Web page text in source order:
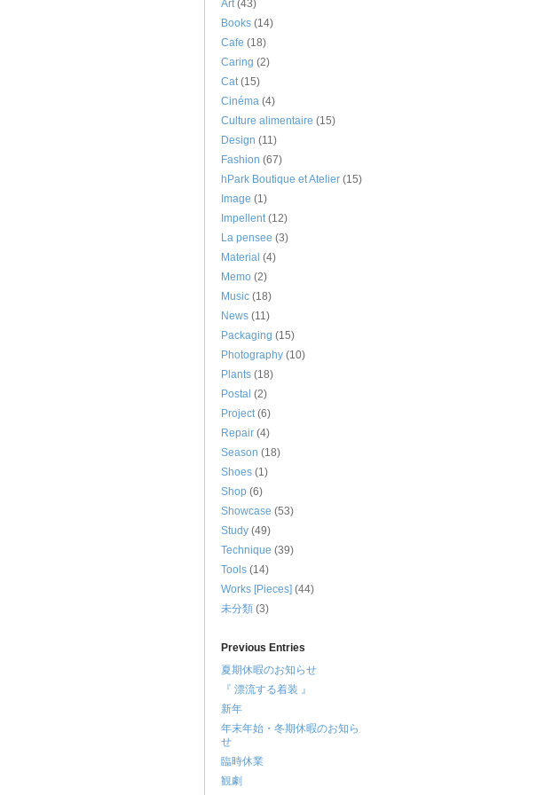
Art(43)
Books (14)
Cafe (18)
Caring (2)
Cat(15)
Cinéma (4)
Culture alimentaire (15)
Design (11)
Fashion (67)
hPark Boutique et Atelier (15)
Image (1)
Impellent(12)
La pensee (3)
Material (4)
Memo (2)
Music (18)
News (11)
Packaging (15)
Photography (10)
Plants (18)
Postal (2)
Project(6)
Repair (4)
Season (18)
Shoes (1)
Shop (6)
Showcase (53)
Study (49)
Technique (39)
Tools (14)
Works [Pieces] (44)
未分類 (3)
Previous Entries
夏期休暇のお知らせ
『 漂流する着装 』
新年
年末年始・冬期休暇のお知ら
せ
臨時休業
観劇